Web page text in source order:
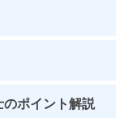
のポイント解説